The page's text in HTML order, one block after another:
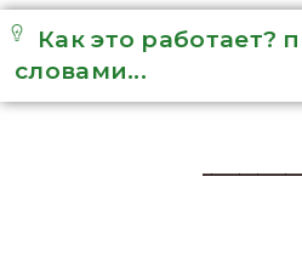
Как это работает?
словами...